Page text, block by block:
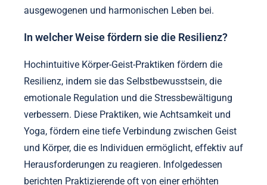
ausgewogenen und harmonischen Leben bei.
In welcher Weise fördern sie die Resilienz?
Hochintuitive Körper-Geist-Praktiken fördern die
Resilienz, indem sie das Selbstbewusstsein, die
emotionale Regulation und die Stressbewältigung
verbessern. Diese Praktiken, wie Achtsamkeit und
Yoga, fördern eine tiefe Verbindung zwischen Geist
und Körper, die es Individuen ermöglicht, effektiv auf
Herausforderungen zu reagieren. Infolgedessen
berichten Praktizierende oft von einer erhöhten